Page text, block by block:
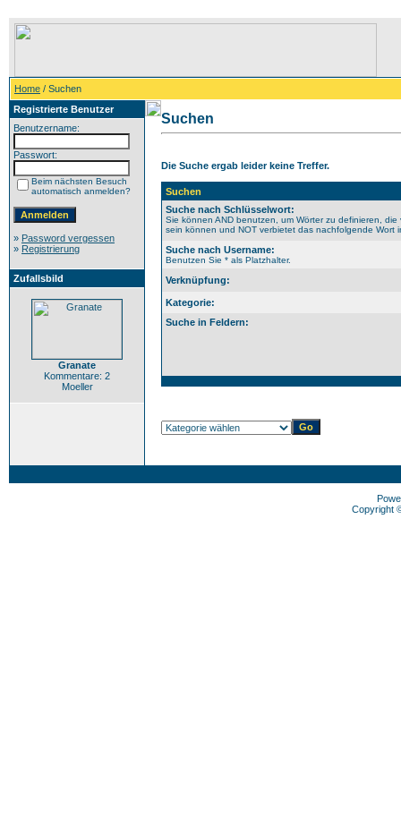
Home / Suchen
Registrierte Benutzer
Benutzername:
Passwort:
Beim nächsten Besuch
automatisch anmelden?
» Password vergessen
» Registrierung
Zufallsbild
Granate
Kommentare: 2
Moeller
Suchen
Die Suche ergab leider keine Treffer.
Suchen
Suche nach Schlüsselwort:
Sie können AND benutzen, um Wörter zu definieren,
sein können und NOT verbietet das nachfolgende Wort
Suche nach Username:
Benutzen Sie * als Platzhalter.
Verknüpfung:
Kategorie:
Suche in Feldern:
Copyright